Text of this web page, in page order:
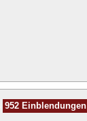
952 Einblendungen